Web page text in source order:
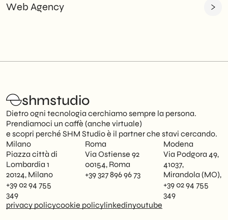
Web Agency
shmstudio
Dietro ogni tecnologia cerchiamo sempre la persona.
Prendiamoci un caffè (anche virtuale)
e scopri perché SHM Studio è il partner che stavi cercando.
Milano
Piazza città di
Lombardia 1
20124, Milano
+39 02 94 755
349
Roma
Via Ostiense 92
00154, Roma
+39 327 896 96 73
Modena
Via Podgora 49,
41037,
Mirandola (MO),
+39 02 94 755
349
privacy policycookie policylinkedinyoutube